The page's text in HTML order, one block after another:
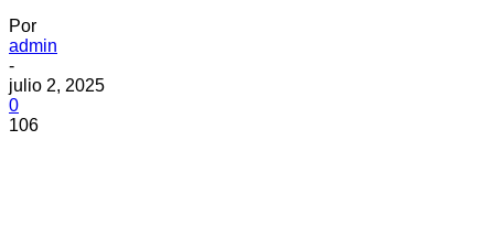
Por
admin
-
julio 2, 2025
0
106